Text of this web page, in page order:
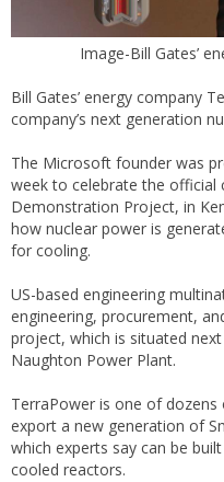
Image-Bill Gates’
Bill Gates’ energy company
company’s next generation
The Microsoft founder was
week to celebrate the
Demonstration Project, in
how nuclear power is
for cooling.
US-based engineering
engineering, procurement,
project, which is situated
Naughton Power Plant.
TerraPower is one of
export a new generation of
which experts say can be
cooled reactors.